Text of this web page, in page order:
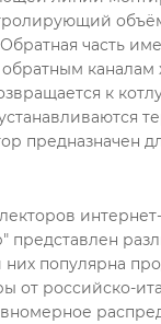
часть
каналам
к
предназначен
представлен
популярна
от российско-